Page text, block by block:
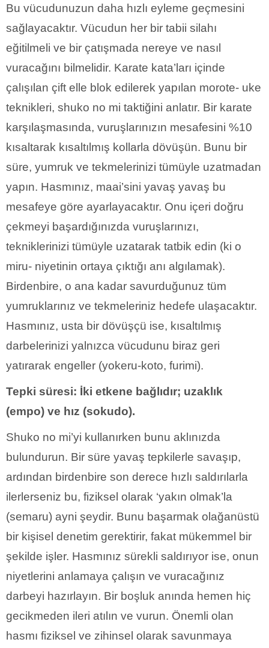
Bu vücudunuzun daha hızlı eyleme geçmesini
sağlayacaktır. Vücudun her bir tabii silahı
eğitilmeli ve bir çatışmada nereye ve nasıl
vuracağını bilmelidir. Karate kata’ları içinde
çalışılan çift elle blok edilerek yapılan morote- uke
teknikleri, shuko no mi taktiğini anlatır. Bir karate
karşılaşmasında, vuruşlarınızın mesafesini %10
kısaltarak kısaltılmış kollarla dövüşün. Bunu bir
süre, yumruk ve tekmelerinizi tümüyle uzatmadan
yapın. Hasmınız, maai’sini yavaş yavaş bu
mesafeye göre ayarlayacaktır. Onu içeri doğru
çekmeyi başardığınızda vuruşlarınızı,
tekniklerinizi tümüyle uzatarak tatbik edin (ki o
miru- niyetinin ortaya çıktığı anı algılamak).
Birdenbire, o ana kadar savurduğunuz tüm
yumruklarınız ve tekmeleriniz hedefe ulaşacaktır.
Hasmınız, usta bir dövüşçü ise, kısaltılmış
darbelerinizi yalnızca vücudunu biraz geri
yatırarak engeller (yokeru-koto, furimi).
Tepki süresi: İki etkene bağlıdır; uzaklık
(empo) ve hız (sokudo).
Shuko no mi’yi kullanırken bunu aklınızda
bulundurun. Bir süre yavaş tepkilerle savaşıp,
ardından birdenbire son derece hızlı saldırılarla
ilerlerseniz bu, fiziksel olarak ‘yakın olmak’la
(semaru) ayni şeydir. Bunu başarmak olağanüstü
bir kişisel denetim gerektirir, fakat mükemmel bir
şekilde işler. Hasmınız sürekli saldırıyor ise, onun
niyetlerini anlamaya çalışın ve vuracağınız
darbeyi hazırlayın. Bir boşluk anında hemen hiç
gecikmeden ileri atılın ve vurun. Önemli olan
hasmı fiziksel ve zihinsel olarak savunmaya